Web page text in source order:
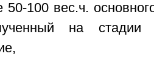
100 вес.ч.
на